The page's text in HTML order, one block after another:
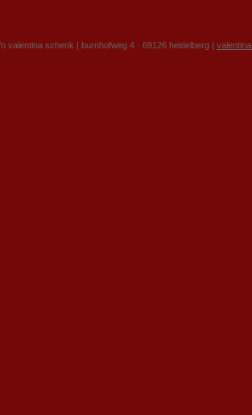
valentina schenk | burnhofweg 4 · 69126 heidelberg |